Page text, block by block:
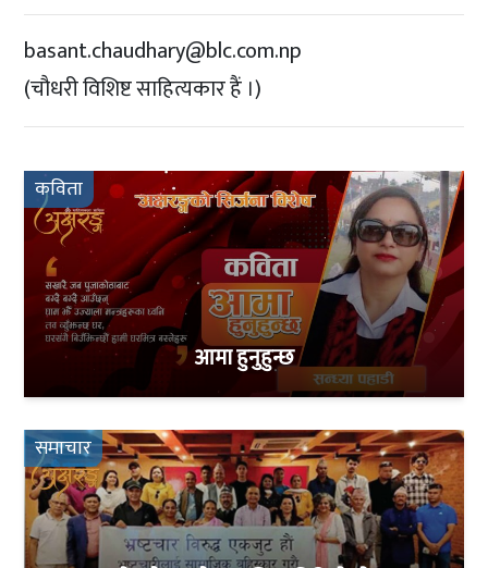
basant.chaudhary@blc.com.np
(चौधरी विशिष्ट साहित्यकार हैं ।)
कविता
आमा हुनुहुन्छ
समाचार